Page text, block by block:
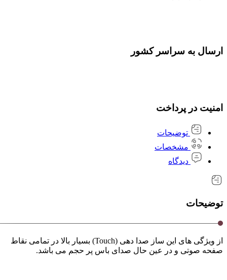
ارسال به سراسر کشور
امنیت در پرداخت
توضیحات
مشخصات
دیدگاه
توضیحات
از ویژگی های این ساز صدا دهی (Touch) بسیار بالا در تمامی نقاط
صفحه صوتی و در عین حال صدای باس پر حجم می باشد.